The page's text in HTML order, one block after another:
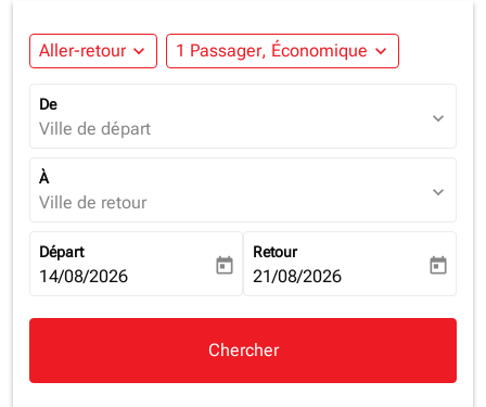
Aller-retour expand_more 1 Passager, Économique expand_more
De
Ville de départ expand_more
À
Ville de retour expand_more
Départ
fc-booking-departure-date-aria-label
14/08/2026 today
Retour
fc-booking-return-date-aria-
21/08/2026 today
Chercher